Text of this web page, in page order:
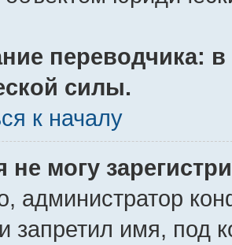
переводчика:
силы.
к началу
не могу
администратор
запретил имя, под